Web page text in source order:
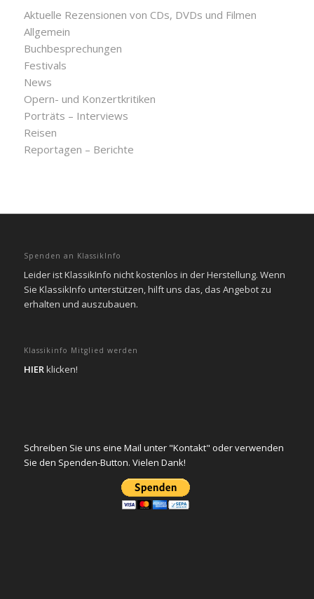
Aktuelle Rezensionen von CDs, DVDs und Filmen
Allgemein
Buchbesprechungen
Festivals
News
Opern- und Konzertkritiken
Porträts – Interviews
Reisen
Reportagen – Berichte
Spenden an KlassikInfo
Leider ist KlassikInfo nicht kostenlos in der Herstellung. Wenn
Sie KlassikInfo unterstützen, hilft uns das, das Angebot zu
erhalten und auszubauen.
Klassikinfo Mitglied werden
HIERklicken!
Schreiben Sie uns eine Mail unter "Kontakt" oder verwenden
Sie den Spenden-Button. Vielen Dank!